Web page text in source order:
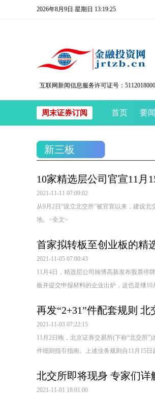
2026年8月9日 星期日 13:19:25
互联网新闻信息服务许可证号：
周末证券订阅 首页 要闻
新三板
10家精选层公司官宣11月
2021-11-11 07:09:02
从9月2日“设立北交所”被官宣以来，建设
地。 <全文>
首家拟转板至创业板的精
2021-11-05 07:00:43
11月4日，精选层公司翰博高新发布股票停
板并提交申报材料的企业出炉，这也是继
再发“2+31”件配套规则
2021-11-03 07:22:15
11月2日晚，北京证券交易所(下称“北交所
件细则指引指南。上述业务规则自11月15日
北交所即将现身 专家们详
2021-11-01 18:01:00